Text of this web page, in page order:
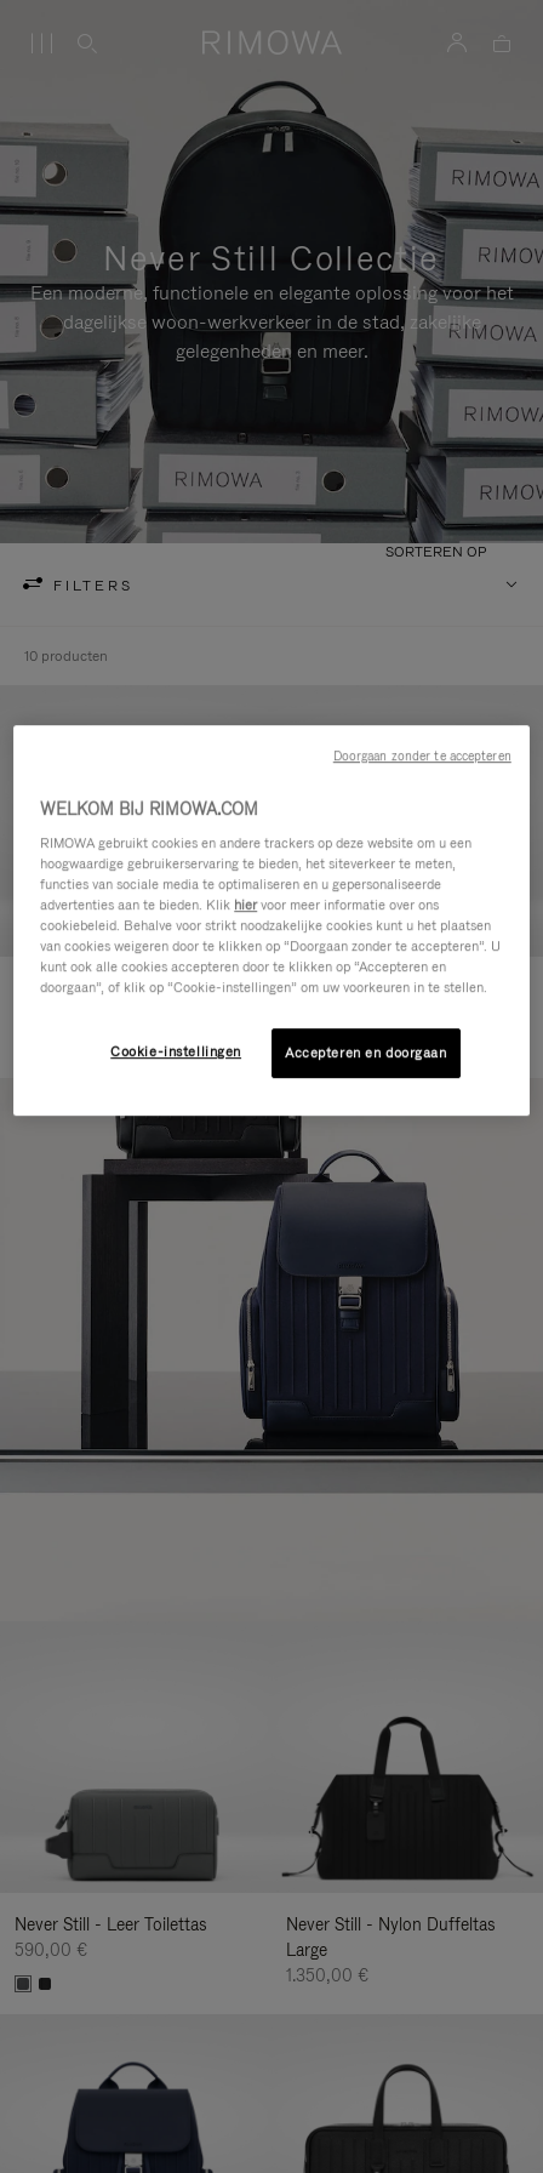
Never Still Collectie
Een moderne, functionele en elegante oplossing voor het
dagelijkse woon-werkverkeer in de stad, zakelijke
gelegenheden en meer.
FILTERS
SORTEREN OP
10 producten
Never Still - Leer Toilettas
Never Still - Leer Rugzak Large
Never Still - Leer Toilettas
590,00 €
Never Still - Nylon Duffeltas
Large
1.350,00 €
WELKOM BIJ RIMOWA.COM
RIMOWA gebruikt cookies en andere trackers op deze website om u een
hoogwaardige gebruikerservaring te bieden, het siteverkeer te meten,
functies van sociale media te optimaliseren en u gepersonaliseerde
advertenties aan te bieden. Klik hiervoor meer informatie over ons
cookiebeleid. Behalve voor strikt noodzakelijke cookies kunt u het plaatsen
van cookies weigeren door te klikken op “Doorgaan zonder te accepteren”. U
kunt ook alle cookies accepteren door te klikken op “Accepteren en
doorgaan”, of klik op “Cookie-instellingen” om uw voorkeuren in te stellen.
Cookie-instellingen Accepteren en doorgaan
Doorgaan zonder te accepteren